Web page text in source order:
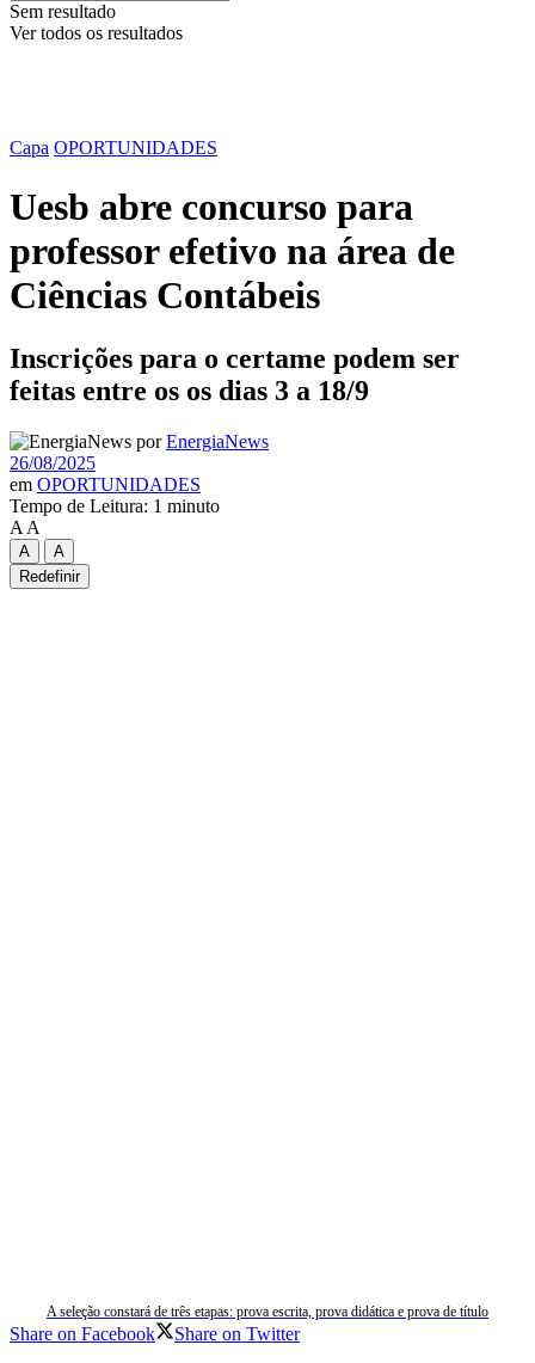
Sem resultado
Ver todos os resultados
Capa OPORTUNIDADES
Uesb abre concurso para
professor efetivo na área de
Ciências Contábeis
Inscrições para o certame podem ser
feitas entre os os dias 3 a 18/9
por EnergiaNews
26/08/2025
em OPORTUNIDADES
Tempo de Leitura: 1 minuto
A A
A
A
Redefinir
A seleção constará de três etapas: prova escrita, prova didática e prova de título
Share on Facebook
Share on Twitter